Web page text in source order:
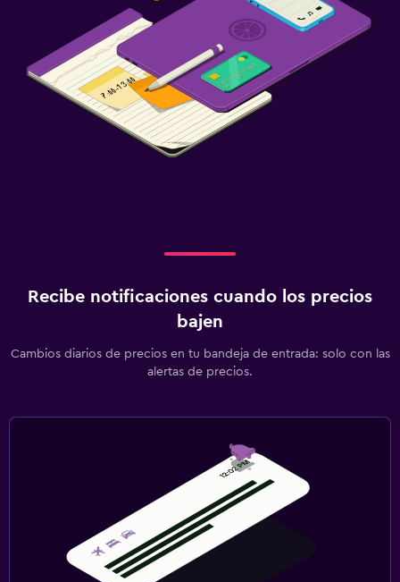
Recibe notificaciones cuando los precios
bajen
Cambios diarios de precios en tu bandeja de entrada: solo con las
alertas de precios.